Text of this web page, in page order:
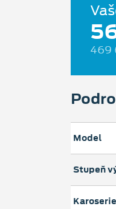
469
Model
Stupeň
Karoserie